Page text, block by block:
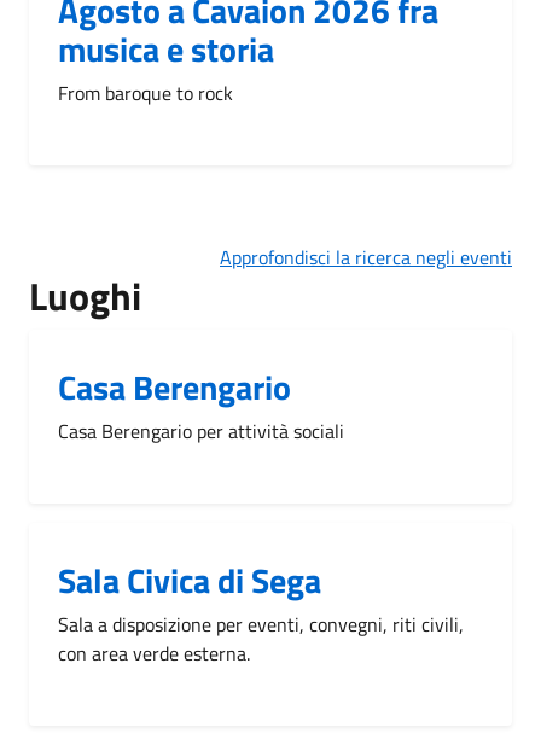
musica e storia
From baroque to rock
Approfondisci la ricerca negli eventi
Luoghi
Casa Berengario
Casa Berengario per attività sociali
Sala Civica di Sega
Sala a disposizione per eventi, convegni, riti civili,
con area verde esterna.